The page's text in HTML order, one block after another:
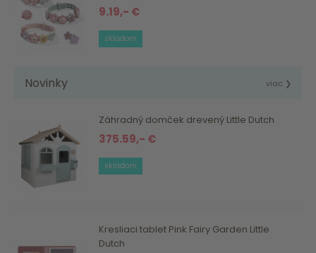
9.19,- €
skladom
Novinky viac ❯
Záhradný domček drevený Little Dutch
375.59,- €
skladom
Kresliaci tablet Pink Fairy Garden Little
Dutch